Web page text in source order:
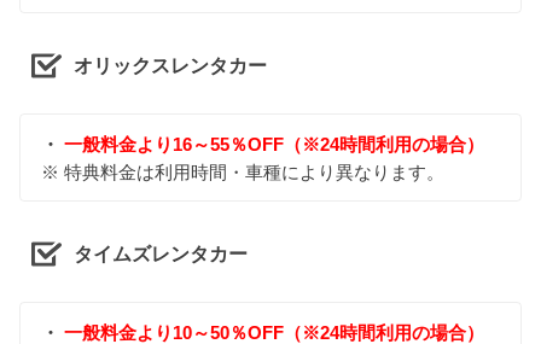
オリックスレンタカー
・一般料金より16～55％OFF（※24時間利用の場合）
※ 特典料金は利用時間・車種により異なります。
タイムズレンタカー
・一般料金より10～50％OFF（※24時間利用の場合）